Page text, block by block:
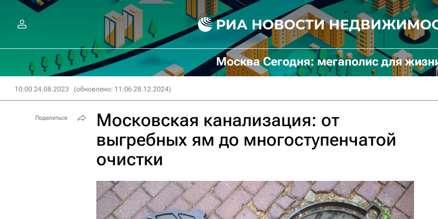
Москва Сегодня: мегаполис для
10:00 24.08.2023 (обновлено: 11:06 28.12.2024)
Московская канализация: от
выгребных ям до многоступенчатой
очистки
Поделиться